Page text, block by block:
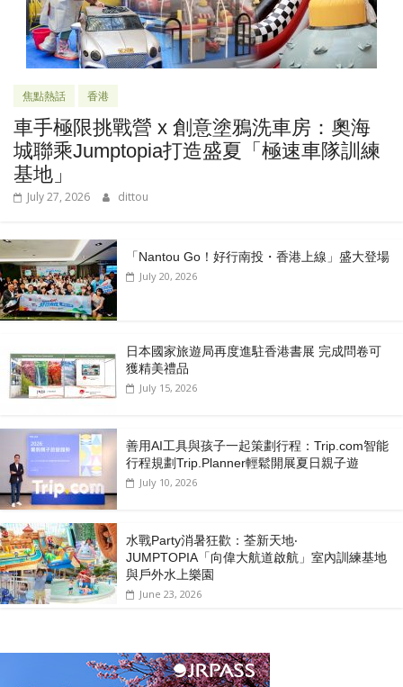
焦點熱話 香港
車手極限挑戰營 x 創意塗鴉洗車房：奧海
城聯乘Jumptopia打造盛夏「極速車隊訓練
基地」
July 27, 2026 dittou
「Nantou Go！好行南投・香港上線」盛大登場
July 20, 2026
日本國家旅遊局再度進駐香港書展 完成問卷可
獲精美禮品
July 15, 2026
善用AI工具與孩子一起策劃行程：Trip.com智能
行程規劃Trip.Planner輕鬆開展夏日親子遊
July 10, 2026
水戰Party消暑狂歡：荃新天地‧
JUMPTOPIA「向偉大航道啟航」室內訓練基地
與戶外水上樂園
June 23, 2026